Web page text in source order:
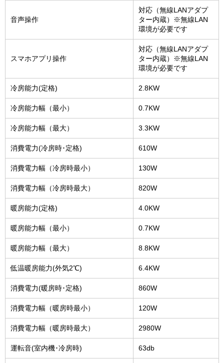
音声操作
対応（無線LANアダプ
ター内蔵）※無線LAN
環境が必要です
スマホアプリ操作
対応（無線LANアダプ
ター内蔵）※無線LAN
環境が必要です
冷房能力(定格) 2.8KW
冷房能力幅（最小） 0.7KW
冷房能力幅（最大） 3.3KW
消費電力(冷房時･定格) 610W
消費電力幅（冷房時最小） 130W
消費電力幅（冷房時最大） 820W
暖房能力(定格) 4.0KW
暖房能力幅（最小） 0.7KW
暖房能力幅（最大） 8.8KW
低温暖房能力(外気2℃) 6.4KW
消費電力(暖房時･定格) 860W
消費電力幅（暖房時最小） 120W
消費電力幅（暖房時最大） 2980W
運転音(室内機･冷房時) 63db